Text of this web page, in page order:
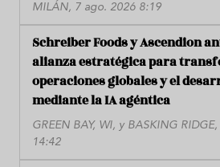
MILÁN, 7 ago. 2026 8:19
Schreiber Foods y Ascendion
alianza estratégica para
operaciones globales y el
mediante la IA agéntica
GREEN BAY, WI, y BASKING
14:42